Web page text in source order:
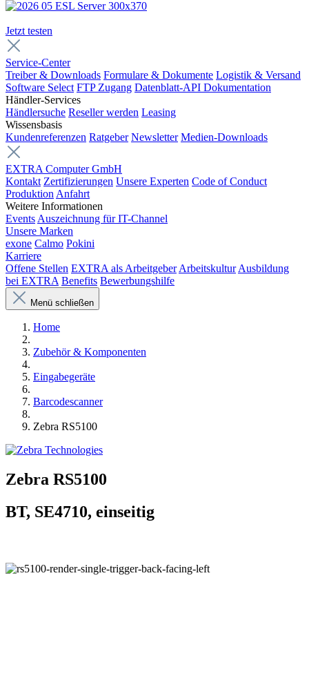
Jetzt testen
Service-Center
Treiber & Downloads Formulare & Dokumente Logistik & Versand
Software Select FTP Zugang Datenblatt-API Dokumentation
Händler-Services
Händlersuche Reseller werden Leasing
Wissensbasis
Kundenreferenzen Ratgeber Newsletter Medien-Downloads
EXTRA Computer GmbH
Kontakt Zertifizierungen Unsere Experten Code of Conduct
Produktion Anfahrt
Weitere Informationen
Events Auszeichnung für IT-Channel
Unsere Marken
exone Calmo Pokini
Karriere
Offene Stellen EXTRA als Arbeitgeber Arbeitskultur Ausbildung
bei EXTRA Benefits Bewerbungshilfe
Menü schließen
Home
Zubehör & Komponenten
Eingabegeräte
Barcodescanner
Zebra RS5100
Zebra RS5100
BT, SE4710, einseitig